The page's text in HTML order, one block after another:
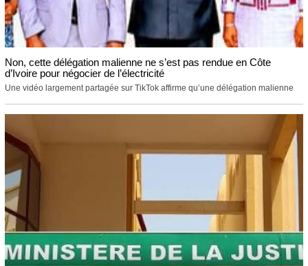
Non, cette délégation malienne ne s’est pas rendue en Côte
d’Ivoire pour négocier de l’électricité
Une vidéo largement partagée sur TikTok affirme qu’une délégation malienne